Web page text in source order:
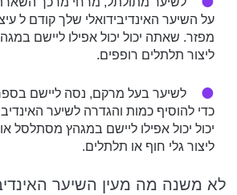
על השיער האינדיבידואלי שלך קודם ל
מפזר. שאתה יכול יכול אפילו ליישם
ליצור תלתלים רופפים.
לשיער בעל מרקם, נסה ליישם
כדי להוסיף כמות והגדרה לשיער
יכול יכול אפילו ליישם במגהץ מסתלסל
ליצור גלי חוף או תלתלים.
לא משנה מה מעין השיער